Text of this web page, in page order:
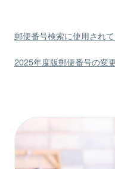
郵便番号検索に使用され
2025年度版郵便番号の変